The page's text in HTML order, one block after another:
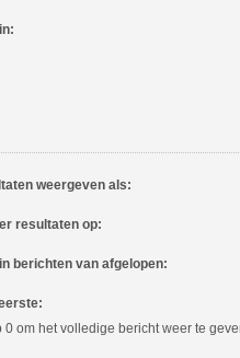
weergeven als:
resultaten op:
berichten van afgelopen:
0 om het volledige bericht weer te